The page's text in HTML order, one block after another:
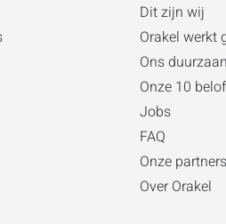
Dit zijn wij
Orakel werkt
Ons
Onze 10
Jobs
FAQ
Onze partners
Over Orakel